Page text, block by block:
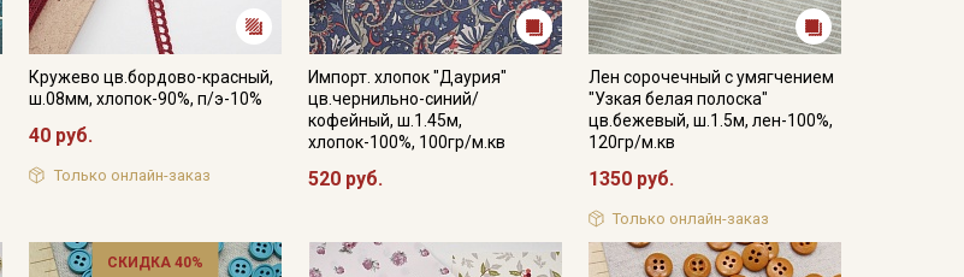
Кружево цв.бордово-красный,
ш.08мм, хлопок-90%, п/э-10%
40 руб.
Только онлайн-заказ
Импорт. хлопок "Даурия"
цв.чернильно-синий/
кофейный, ш.1.45м,
хлопок-100%, 100гр/м.кв
520 руб.
Лен сорочечный с умягчением
"Узкая белая полоска"
цв.бежевый, ш.1.5м, лен-100%,
120гр/м.кв
1350 руб.
Только онлайн-заказ
СКИДКА 40%